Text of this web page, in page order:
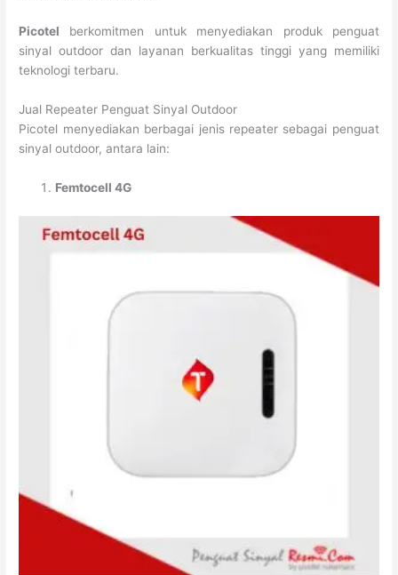
Picotel berkomitmen untuk menyediakan produk penguat
sinyal outdoor dan layanan berkualitas tinggi yang memiliki
teknologi terbaru.
Jual Repeater Penguat Sinyal Outdoor
Picotel menyediakan berbagai jenis repeater sebagai penguat
sinyal outdoor, antara lain:
Femtocell 4G